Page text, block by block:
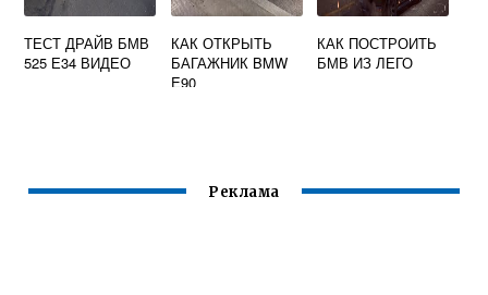
ТЕСТ ДРАЙВ БМВ
525 Е34 ВИДЕО
КАК ОТКРЫТЬ
БАГАЖНИК BMW
E90
КАК ПОСТРОИТЬ
БМВ ИЗ ЛЕГО
Реклама